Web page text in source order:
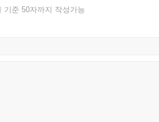
기준 50자까지 작성가능